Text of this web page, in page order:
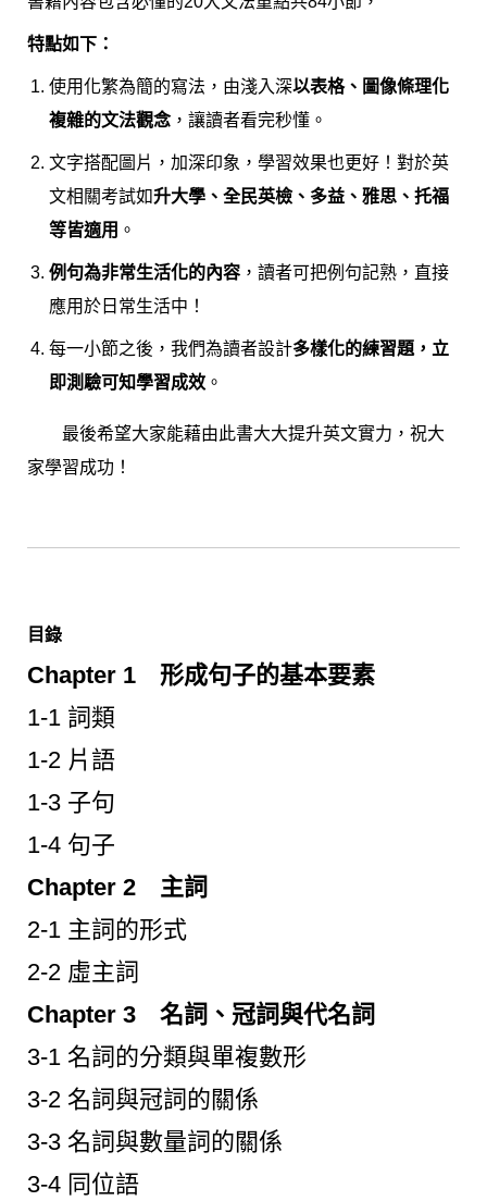
特點如下：
使用化繁為簡的寫法，由淺入深以表格、圖像條理化
複雜的文法觀念，讓讀者看完秒懂。
文字搭配圖片，加深印象，學習效果也更好！對於英
文相關考試如升大學、全民英檢、多益、雅思、托福
等皆適用 。
例句為非常生活化的內容 ，讀者可把例句記熟，直接
應用於日常生活中！
每一小節之後，我們為讀者設計多樣化的練習題，立
即測驗可知學習成效 。
最後希望大家能藉由此書大大提升英文實力，祝大
家學習成功！
目錄
Chapter 1 形成句子的基本要素
1-1 詞類
1-2 片語
1-3 子句
1-4 句子
Chapter 2 主詞
2-1 主詞的形式
2-2 虛主詞
Chapter 3 名詞、冠詞與代名詞
3-1 名詞的分類與單複數形
3-2 名詞與冠詞的關係
3-3 名詞與數量詞的關係
3-4 同位語